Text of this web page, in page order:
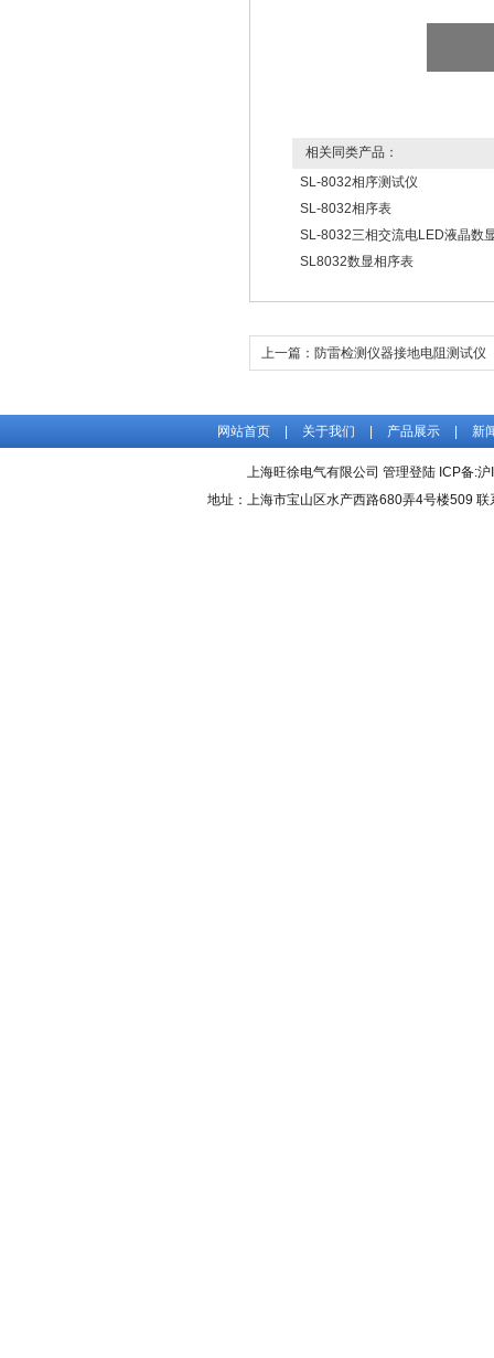
相关同类产品：
SL-8032相序测试仪
SL-8032相序表
SL-8032三相交流电LED液晶数
SL8032数显相序表
上一篇： 防雷检测仪器接地电阻测试仪
网站首页 关于我们 产品展示 新
上海旺徐电气有限公司 管理登陆 ICP备:沪
地址：上海市宝山区水产西路680弄4号楼509